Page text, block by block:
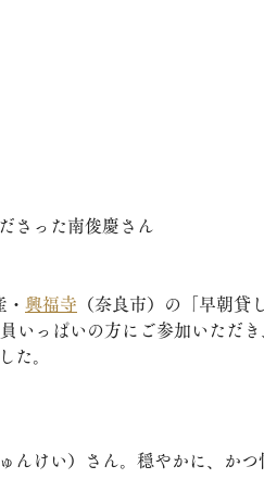
った南俊慶さん
興福寺 （奈良市）の「早朝貸
いっぱいの方にご参加いただ
た。
んけい）さん。穏やかに、か